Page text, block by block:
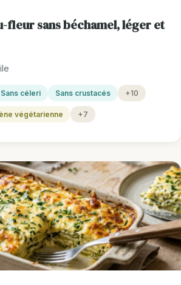
fleur sans béchamel, léger et
Sans céleri Sans crustacés +10
végétarienne +7